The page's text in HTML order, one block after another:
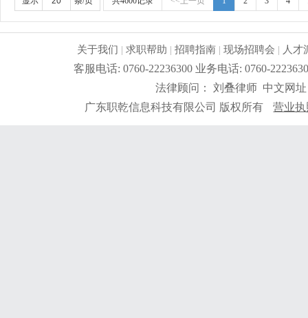
易、商务英语类相关专业；无工作经验均可，前提勤奋
优秀的语言表达能力及组织协调能力。工作时间：早上
家假期。工资待遇好，底薪+提成,员工一年实现买车，
平台，公司最大努力为外贸部门搭建出好线上平台。
拼搏，执着， 热爱外贸的心。欢迎随时加入我们的大
己的新天地。天空海阔任你飞。也欢迎应届毕业生加入
关于我们 |求职帮助 |招聘指南 |现场招聘会 | 人才
客服电话: 0760-22236300 业务电话: 0760-
法律顾问： 刘叠律师 中文网
广东职乾信息科技有限公司 版权所有
营业